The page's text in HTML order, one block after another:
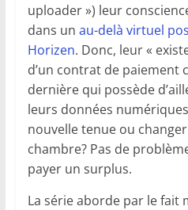
uploader ») leur
dans un au-delà virtuel
Horizen. Donc, leur «
d’un contrat de paiement
dernière qui possède
leurs données
nouvelle tenue ou
chambre? Pas de
payer un surplus.
La série aborde par le fait